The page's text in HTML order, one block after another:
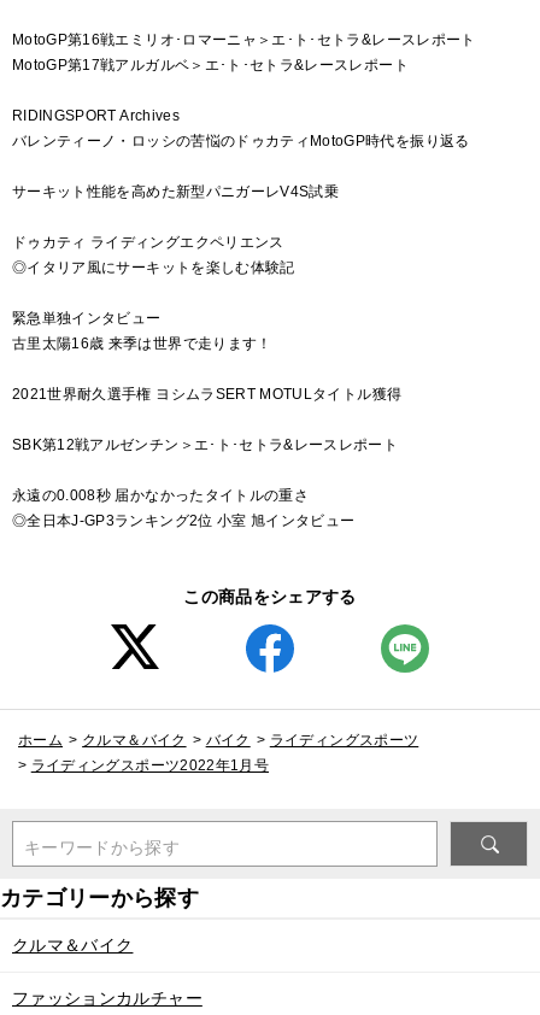
MotoGP第16戦エミリオ･ロマーニャ＞エ･ト･セトラ&レースレポート
MotoGP第17戦アルガルベ＞エ･ト･セトラ&レースレポート
RIDINGSPORT Archives
バレンティーノ・ロッシの苦悩のドゥカティMotoGP時代を振り返る
サーキット性能を高めた新型パニガーレV4S試乗
ドゥカティ ライディングエクペリエンス
◎イタリア風にサーキットを楽しむ体験記
緊急単独インタビュー
古里太陽16歳 来季は世界で走ります！
2021世界耐久選手権 ヨシムラSERT MOTULタイトル獲得
SBK第12戦アルゼンチン＞エ･ト･セトラ&レースレポート
永遠の0.008秒 届かなかったタイトルの重さ
◎全日本J-GP3ランキング2位 小室 旭インタビュー
この商品をシェアする
ホーム > クルマ＆バイク > バイク > ライディングスポーツ
> ライディングスポーツ2022年1月号
キーワードから探す
クルマ＆バイク
ファッションカルチャー